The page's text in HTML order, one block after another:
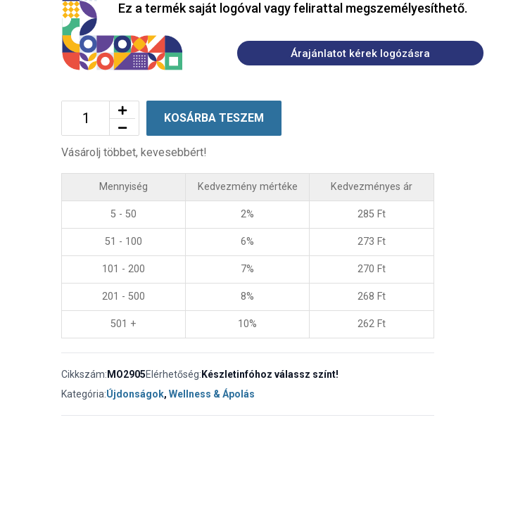
Ez a termék saját logóval vagy felirattal megszemélyesíthető.
Árajánlatot kérek logózásra
KOSÁRBA TESZEM
Vásárolj többet, kevesebbért!
Mennyiség Kedvezmény mértéke Kedvezményes ár
5 - 50 2% 285 Ft
51 - 100 6% 273 Ft
101 - 200 7% 270 Ft
201 - 500 8% 268 Ft
501 + 10% 262 Ft
Cikkszám: MO2905Elérhetőség: Készletinfóhoz válassz színt!
Kategória:Újdonságok, Wellness & Ápolás